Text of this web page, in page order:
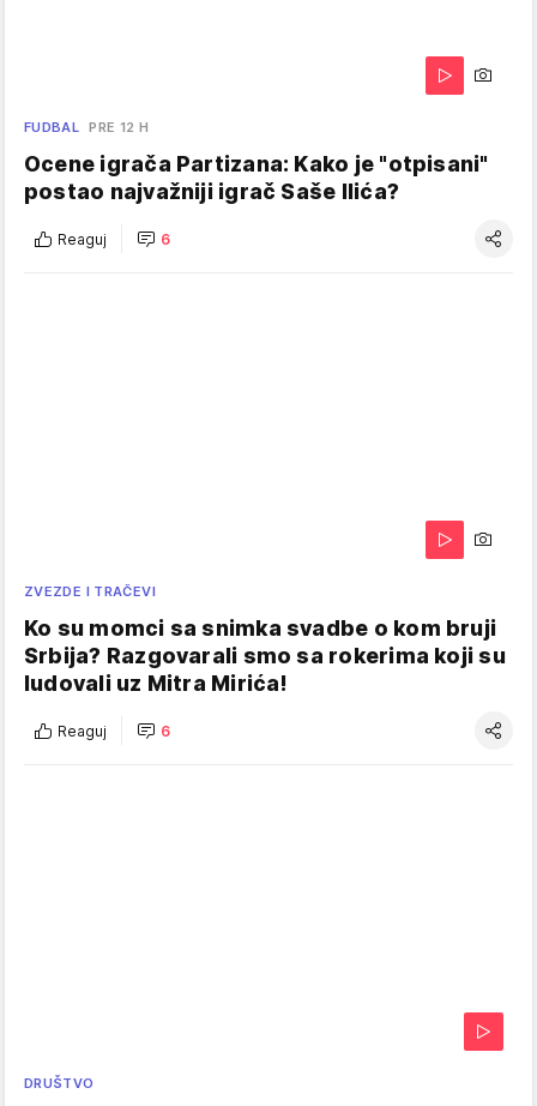
FUDBAL PRE 12 H
Ocene igrača Partizana: Kako je "otpisani"
postao najvažniji igrač Saše Ilića?
Reaguj 6
ZVEZDE I TRAČEVI
Ko su momci sa snimka svadbe o kom bruji
Srbija? Razgovarali smo sa rokerima koji su
ludovali uz Mitra Mirića!
Reaguj 6
DRUŠTVO